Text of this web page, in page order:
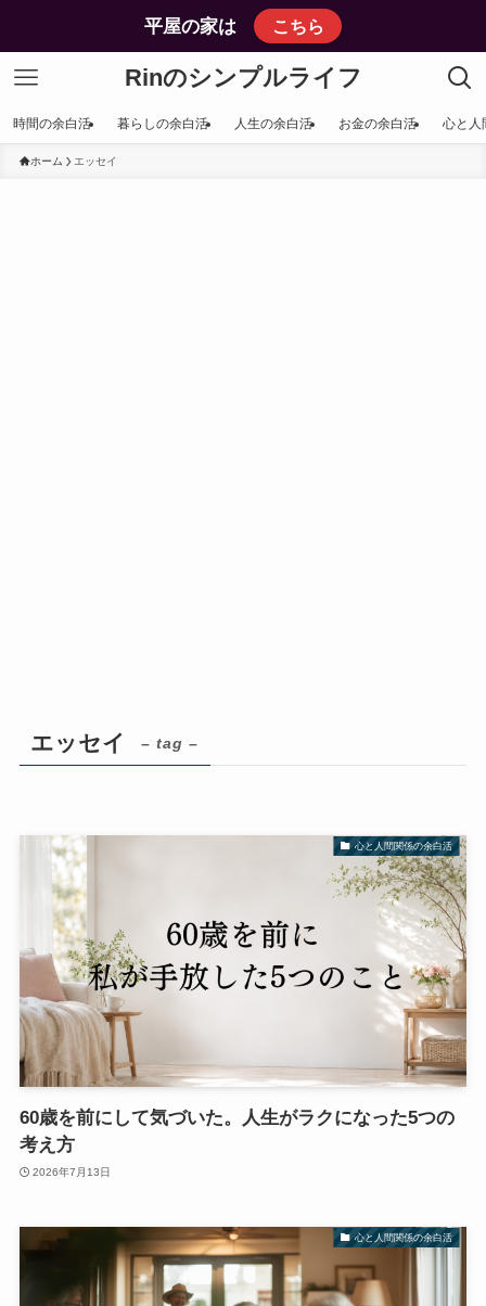
平屋の家は こちら
Rinのシンプルライフ
時間の余白活 暮らしの余白活 人生の余白活 お金の余白活 心と人
ホーム エッセイ
エッセイ – tag –
心と人間関係の余白活
60歳を前にして気づいた。人生がラクになった5つの
考え方
2026年7月13日
心と人間関係の余白活